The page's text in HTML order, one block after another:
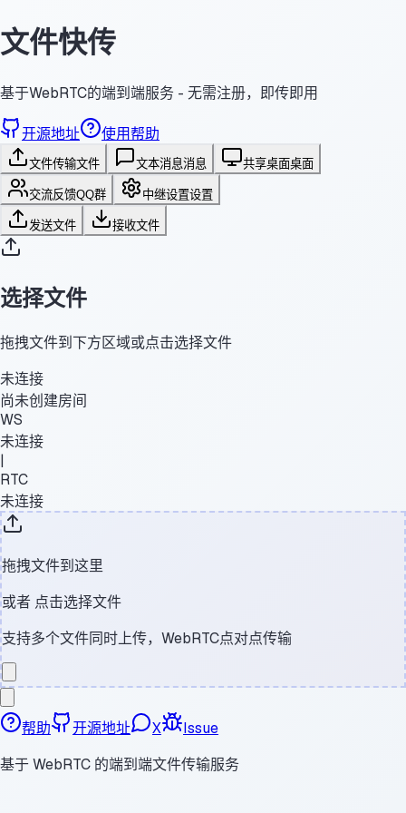
文件快传
基于WebRTC的端到端服务 - 无需注册，即传即用
开源地址 使用帮助
文件传输文件 文本消息消息 共享桌面桌面
交流反馈QQ群 中继设置设置
发送文件 接收文件
选择文件
拖拽文件到下方区域或点击选择文件
未连接
尚未创建房间
WS
未连接
|
RTC
未连接
拖拽文件到这里
或者 点击选择文件
支持多个文件同时上传，WebRTC点对点传输
帮助 开源地址 X
Issue
基于 WebRTC 的端到端文件传输服务